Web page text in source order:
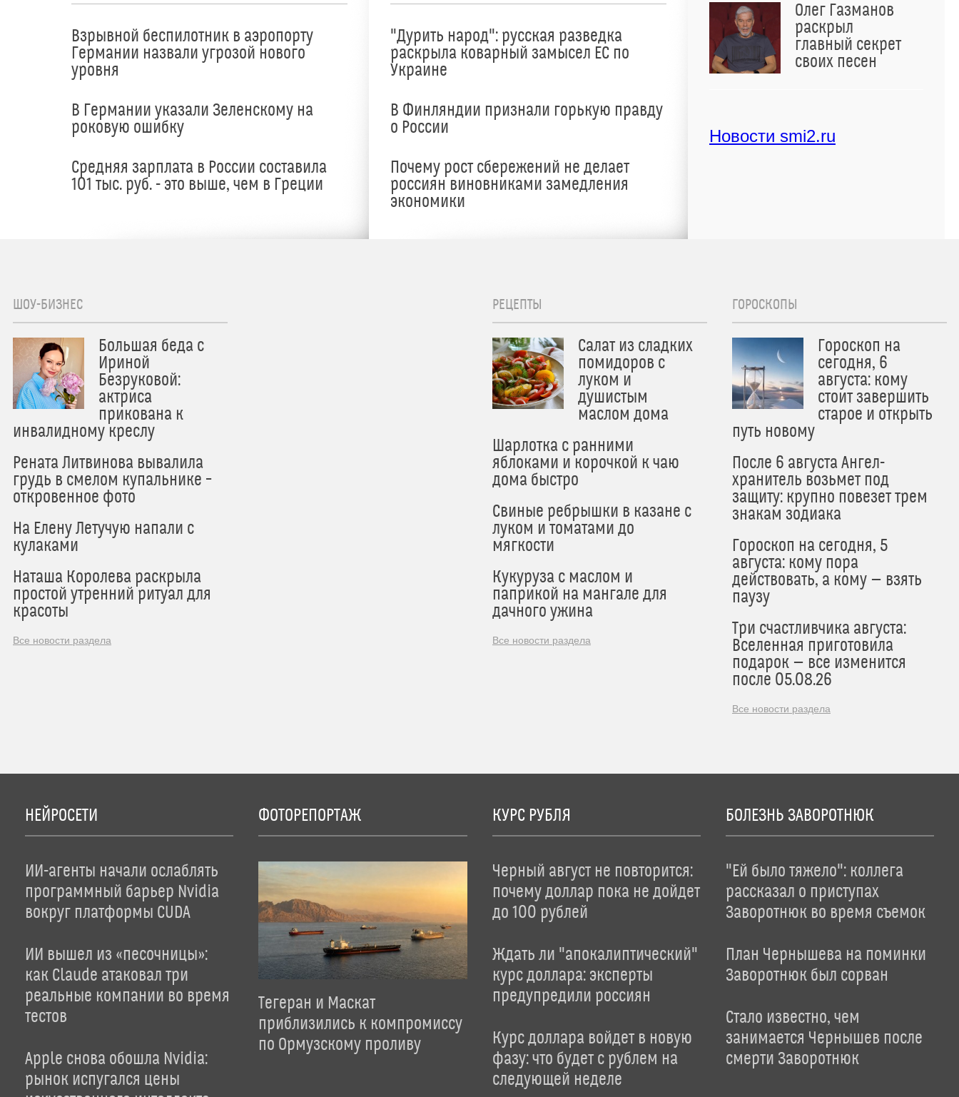
Взрывной беспилотник в аэропорту
Германии назвали угрозой нового
уровня
В Германии указали Зеленскому на
роковую ошибку
Средняя зарплата в России составила
101 тыс. руб. - это выше, чем в Греции
"Дурить народ": русская разведка
раскрыла коварный замысел ЕС по
Украине
В Финляндии признали горькую правду
о России
Почему рост сбережений не делает
россиян виновниками замедления
экономики
Олег Газманов
раскрыл
главный секрет
своих песен
Новости smi2.ru
ШОУ-БИЗНЕС
Большая беда с
Ириной
Безруковой:
актриса
прикована к
инвалидному креслу
Рената Литвинова вывалила
грудь в смелом купальнике –
откровенное фото
На Елену Летучую напали с
кулаками
Наташа Королева раскрыла
простой утренний ритуал для
красоты
Все новости раздела
РЕЦЕПТЫ
Салат из сладких
помидоров с
луком и
душистым
маслом дома
Шарлотка с ранними
яблоками и корочкой к чаю
дома быстро
Свиные ребрышки в казане с
луком и томатами до
мягкости
Кукуруза с маслом и
паприкой на мангале для
дачного ужина
Все новости раздела
ГОРОСКОПЫ
Гороскоп на
сегодня, 6
августа: кому
стоит завершить
старое и открыть
путь новому
После 6 августа Ангел-
хранитель возьмет под
защиту: крупно повезет трем
знакам зодиака
Гороскоп на сегодня, 5
августа: кому пора
действовать, а кому — взять
паузу
Три счастливчика августа:
Вселенная приготовила
подарок — все изменится
после 05.08.26
Все новости раздела
НЕЙРОСЕТИ
ИИ-агенты начали ослаблять
программный барьер Nvidia
вокруг платформы CUDA
ИИ вышел из «песочницы»:
как Claude атаковал три
реальные компании во время
тестов
Apple снова обошла Nvidia:
рынок испугался цены
ФОТОРЕПОРТАЖ
Тегеран и Маскат
приблизились к компромиссу
по Ормузскому проливу
КУРС РУБЛЯ
Черный август не повторится:
почему доллар пока не дойдет
до 100 рублей
Ждать ли "апокалиптический"
курс доллара: эксперты
предупредили россиян
Курс доллара войдет в новую
фазу: что будет с рублем на
следующей неделе
БОЛЕЗНЬ ЗАВОРОТНЮК
"Ей было тяжело": коллега
рассказал о приступах
Заворотнюк во время съемок
План Чернышева на поминки
Заворотнюк был сорван
Стало известно, чем
занимается Чернышев после
смерти Заворотнюк